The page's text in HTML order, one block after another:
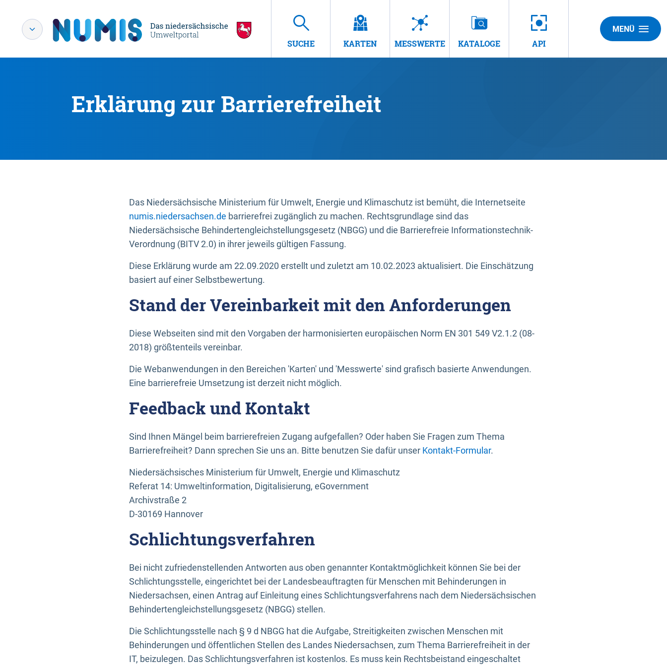
SUCHE KARTEN MESSWERTE KATALOGE API
MENÜ
Erklärung zur Barrierefreiheit
Das Niedersächsische Ministerium für Umwelt, Energie und Klimaschutz ist bemüht, die Internetseite
numis.niedersachsen.de barrierefrei zugänglich zu machen. Rechtsgrundlage sind das
Niedersächsische Behindertengleichstellungsgesetz (NBGG) und die Barrierefreie Informationstechnik-
Verordnung (BITV 2.0) in ihrer jeweils gültigen Fassung.
Diese Erklärung wurde am 22.09.2020 erstellt und zuletzt am 10.02.2023 aktualisiert. Die Einschätzung
basiert auf einer Selbstbewertung.
Stand der Vereinbarkeit mit den Anforderungen
Diese Webseiten sind mit den Vorgaben der harmonisierten europäischen Norm EN 301 549 V2.1.2 (08-
2018) größtenteils vereinbar.
Die Webanwendungen in den Bereichen 'Karten' und 'Messwerte' sind grafisch basierte Anwendungen.
Eine barrierefreie Umsetzung ist derzeit nicht möglich.
Feedback und Kontakt
Sind Ihnen Mängel beim barrierefreien Zugang aufgefallen? Oder haben Sie Fragen zum Thema
Barrierefreiheit? Dann sprechen Sie uns an. Bitte benutzen Sie dafür unser Kontakt-Formular.
Niedersächsisches Ministerium für Umwelt, Energie und Klimaschutz
Referat 14: Umweltinformation, Digitalisierung, eGovernment
Archivstraße 2
D-30169 Hannover
Schlichtungsverfahren
Bei nicht zufriedenstellenden Antworten aus oben genannter Kontaktmöglichkeit können Sie bei der
Schlichtungsstelle, eingerichtet bei der Landesbeauftragten für Menschen mit Behinderungen in
Niedersachsen, einen Antrag auf Einleitung eines Schlichtungsverfahrens nach dem Niedersächsischen
Behindertengleichstellungsgesetz (NBGG) stellen.
Die Schlichtungsstelle nach § 9 d NBGG hat die Aufgabe, Streitigkeiten zwischen Menschen mit
Behinderungen und öffentlichen Stellen des Landes Niedersachsen, zum Thema Barrierefreiheit in der
IT, beizulegen. Das Schlichtungsverfahren ist kostenlos. Es muss kein Rechtsbeistand eingeschaltet